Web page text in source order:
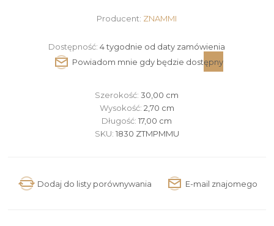
Producent: ZNAMMI
Dostępność: 4 tygodnie od daty zamówienia
Szerokość:30,00 cm
Wysokość: 2,70 cm
Długość:17,00 cm
SKU: 1830 ZTMPMMU